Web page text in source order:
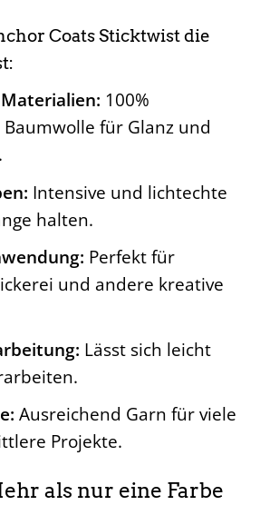
Coats Sticktwist die
100%
für Glanz und
Intensive und lichtechte
halten.
Perfekt für
und andere kreative
Lässt sich leicht
Ausreichend Garn für viele
Projekte.
als nur eine Farbe